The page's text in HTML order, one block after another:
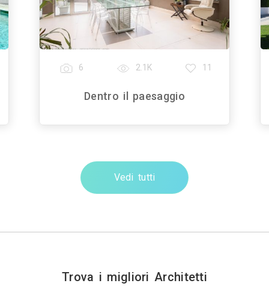
6 2.1K 11
Dentro il paesaggio
Vedi tutti
Trova i migliori Architetti